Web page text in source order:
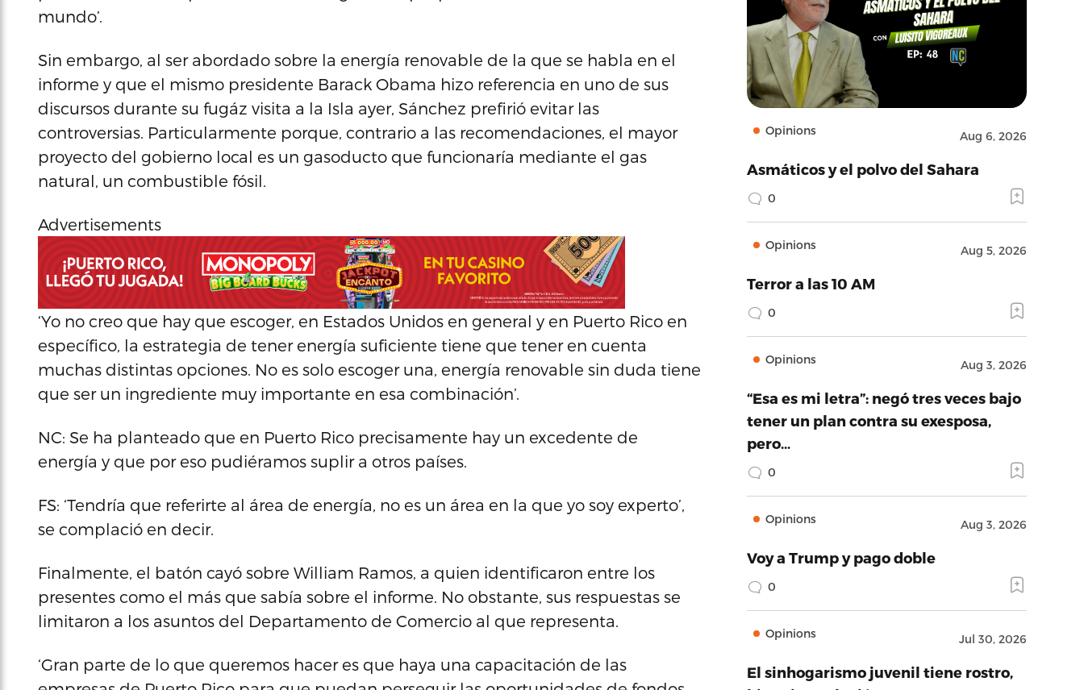
mundo’.
Sin embargo, al ser abordado sobre la energía renovable de la que se habla en el
informe y que el mismo presidente Barack Obama hizo referencia en uno de sus
discursos durante su fugáz visita a la Isla ayer, Sánchez prefirió evitar las
controversias. Particularmente porque, contrario a las recomendaciones, el mayor
proyecto del gobierno local es un gasoducto que funcionaría mediante el gas
natural, un combustible fósil.
Advertisements
‘Yo no creo que hay que escoger, en Estados Unidos en general y en Puerto Rico en
específico, la estrategia de tener energía suficiente tiene que tener en cuenta
muchas distintas opciones. No es solo escoger una, energía renovable sin duda tiene
que ser un ingrediente muy importante en esa combinación’.
NC: Se ha planteado que en Puerto Rico precisamente hay un excedente de
energía y que por eso pudiéramos suplir a otros países.
FS: ‘Tendría que referirte al área de energía, no es un área en la que yo soy experto’,
se complació en decir.
Finalmente, el batón cayó sobre William Ramos, a quien identificaron entre los
presentes como el más que sabía sobre el informe. No obstante, sus respuestas se
limitaron a los asuntos del Departamento de Comercio al que representa.
‘Gran parte de lo que queremos hacer es que haya una capacitación de las
Opinions Aug 6, 2026
Asmáticos y el polvo del Sahara
0
Opinions Aug 5, 2026
Terror a las 10 AM
0
Opinions Aug 3, 2026
“Esa es mi letra”: negó tres veces bajo
tener un plan contra su exesposa,
pero…
0
Opinions Aug 3, 2026
Voy a Trump y pago doble
0
Opinions Jul 30, 2026
El sinhogarismo juvenil tiene rostro,